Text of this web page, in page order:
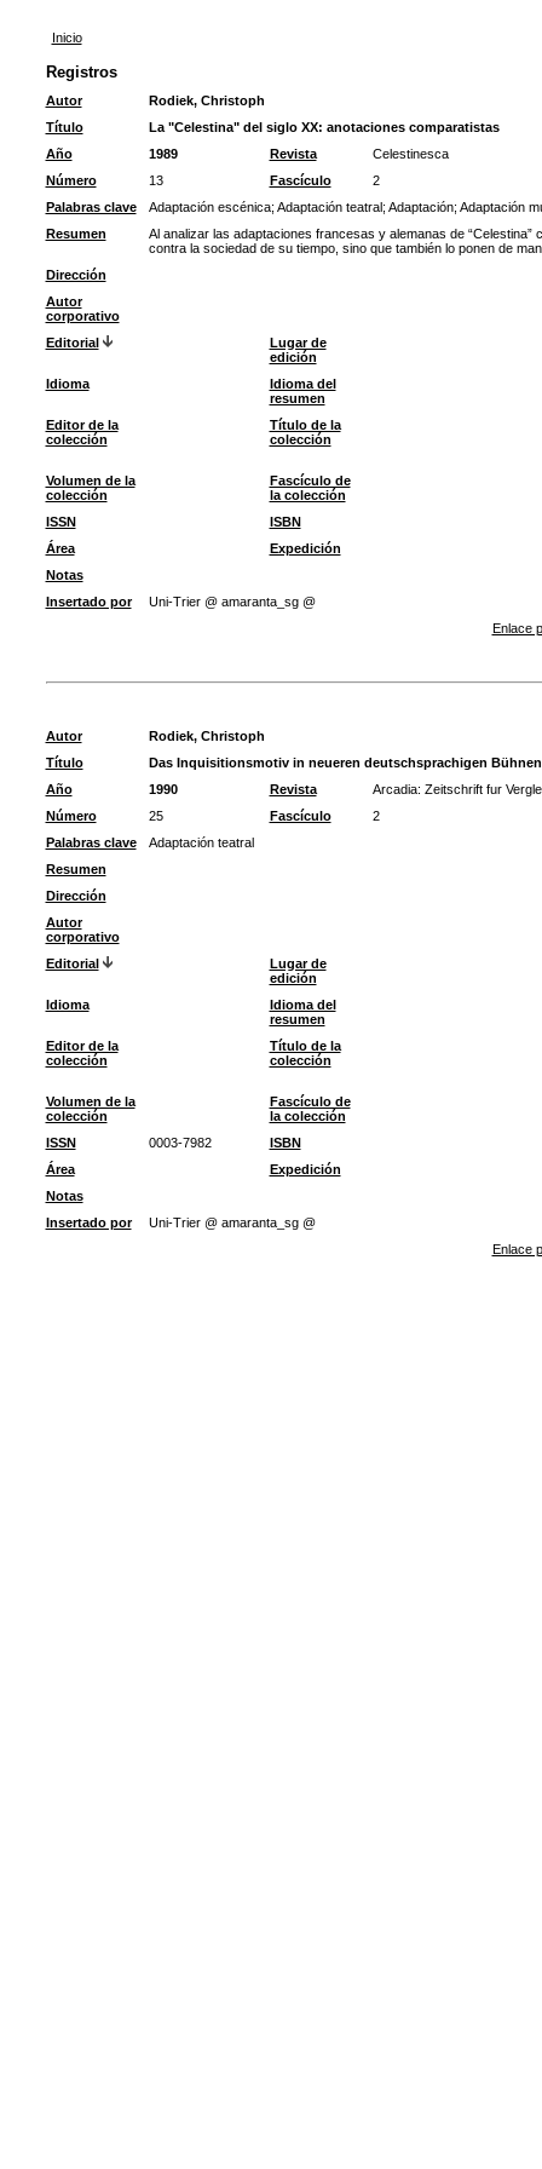
Inicio
Registros
Autor
Rodiek, Christoph
Título
La "Celestina" del siglo XX: anotaciones comparatistas
Año
1989 Revista
Celestinesca
Número
13 Fascículo
2
Palabras clave
Adaptación escénica; Adaptación teatral; Adaptación; Adaptación
Resumen
Al analizar las adaptaciones francesas y alemanas de
contra la sociedad de su tiempo, sino que también lo ponen de
Dirección
Autor
corporativo
Editorial
Lugar de
edición
Idioma
Idioma del
resumen
Editor de la
colección
Título de la
colección
Volumen de la
colección
Fascículo de
la colección
ISSN
ISBN
Área
Expedición
Notas
Insertado por
Uni-Trier @ amaranta_sg @
Enlace
Autor
Rodiek, Christoph
Título
Das Inquisitionsmotiv in neueren deutschsprachigen
Año
1990 Revista
Arcadia: Zeitschrift fur
Número
25 Fascículo
2
Palabras clave
Adaptación teatral
Resumen
Dirección
Autor
corporativo
Editorial
Lugar de
edición
Idioma
Idioma del
resumen
Editor de la
colección
Título de la
colección
Volumen de la
colección
Fascículo de
la colección
ISSN
0003-7982
ISBN
Área
Expedición
Notas
Insertado por
Uni-Trier @ amaranta_sg @
Enlace